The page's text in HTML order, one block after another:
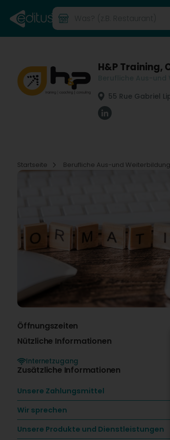
H&P Training,
55 Rue Gabriel
Startseite Berufliche Aus-und Weiterbildung
Öffnungszeiten
Nützliche Informationen
Internetzugang
Zusätzliche Informationen
Unsere Zahlungsmittel
Wir sprechen
Unsere Produkte und Dienstleistungen